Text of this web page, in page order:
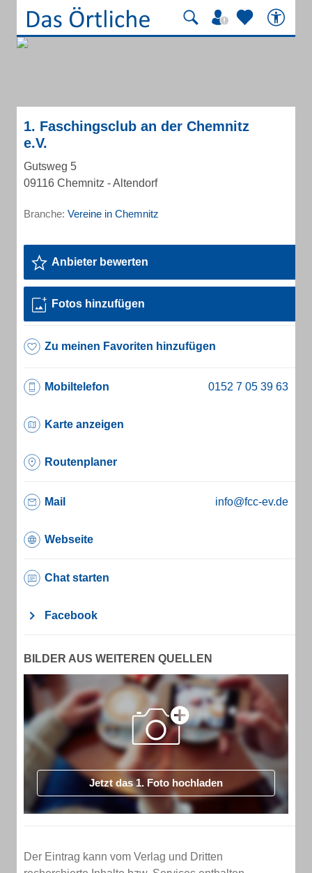
1. Faschingsclub an der Chemnitz
e.V.
Gutsweg 5
09116 Chemnitz - Altendorf
Branche: Vereine in Chemnitz
Anbieter bewerten
Fotos hinzufügen
Zu meinen Favoriten hinzufügen
Mobiltelefon
Karte anzeigen
Routenplaner
Mail info@fcc-ev.de
Webseite
Chat starten
Facebook
BILDER AUS WEITEREN QUELLEN
Jetzt das 1. Foto hochladen
Der Eintrag kann vom Verlag und Dritten